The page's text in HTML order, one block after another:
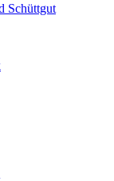
Schüttgut